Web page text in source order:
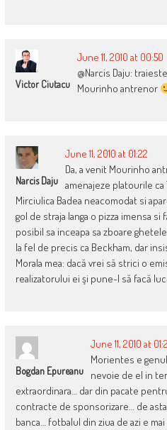
Victor Ciutacu
June 11, 2010 at 00:50
@Narcis Daju:
Mourinho antrenor
Narcis Daju
June 11, 2010 at 01:22
Da, a venit Mourinho
amenajeze platourile ca
Mirciulica Badea neacomodat si
gol de straja langa o pizza imensa
posibil sa inceapa sa zboare
la fel de precis ca Beckham, dar
Morala mea: dacă vrei să strici o
realizatorului ei şi pune-l să facă
Bogdan Epureanu
June 11, 2010 at
Morientes e
nevoie de el in
extraordinara… dar din pacate
contracte de sponsorizare… de
banca… fotbalul din ziua de azi e